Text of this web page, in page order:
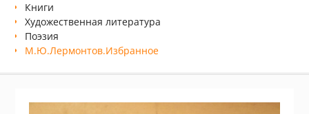
Книги
Xудожественная литература
Поэзия
М.Ю.Лермонтов.Избранное